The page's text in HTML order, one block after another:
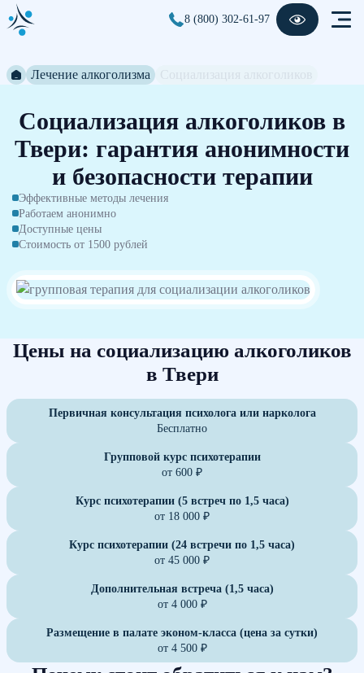
8 (800) 302-61-97
Лечение алкоголизма
Социализация алкоголиков в
Твери: гарантия анонимности
и безопасности терапии
Эффективные методы лечения
Работаем анонимно
Доступные цены
Стоимость от 1500 рублей
Цены на социализацию алкоголиков
в Твери
Первичная консультация психолога или нарколога
Бесплатно
Групповой курс психотерапии
от 600 ₽
Курс психотерапии (5 встреч по 1,5 часа)
от 18 000 ₽
Курс психотерапии (24 встречи по 1,5 часа)
от 45 000 ₽
Дополнительная встреча (1,5 часа)
от 4 000 ₽
Размещение в палате эконом-класса (цена за сутки)
от 4 500 ₽